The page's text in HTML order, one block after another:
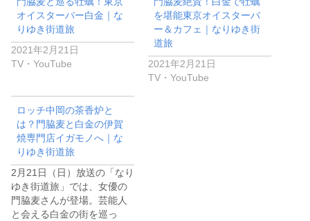
オイスターバー白金｜な
りゆき街道旅
2021年2月21日
TV・YouTube
を堪能東京オイスターバ
ー＆カフェ｜なりゆき街
道旅
2021年2月21日
TV・YouTube
ロッチ中岡の茶香炉と
は？門脇麦と白金の伊賀
焼専門店イガモノへ｜な
りゆき街道旅
2月21日（日）放送の「なり
ゆき街道旅」では、女優の
門脇麦さんが登場。芸能人
と会える白金の街を巡っ